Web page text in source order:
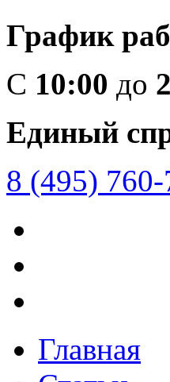
График
C 10:00 до
Единый
8 (495)
Главная